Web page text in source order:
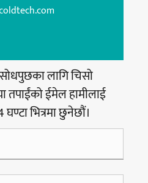
लागि चिसो
तपाईंको ईमेल हामीलाई
भित्रमा छुनेछौं।